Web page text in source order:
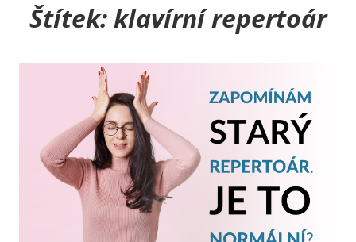
Štítek:klavírní repertoár